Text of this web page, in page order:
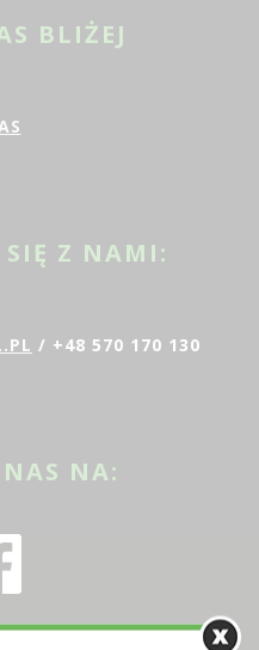
BLIŻEJ
SIĘ Z NAMI:
/ +48 570 170 130
NA: